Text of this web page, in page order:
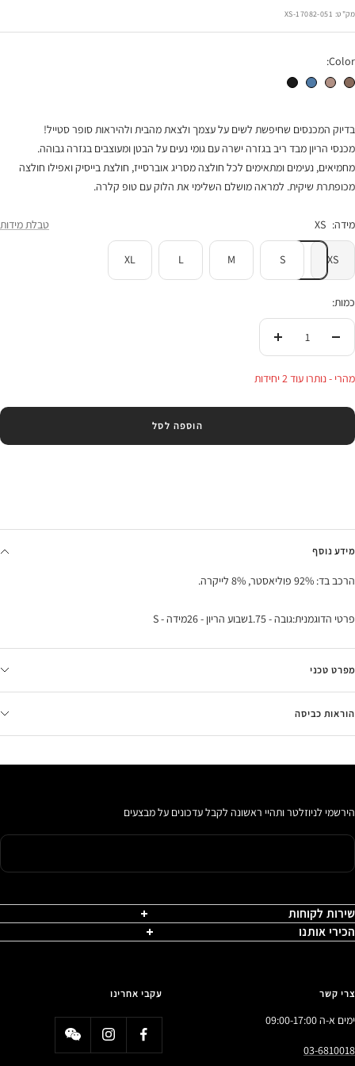
בהנחה
מק"ט: 17082-051-XS
Color:
מכנסי הריון סוזאן חום מוקהמכנסי הריון סוזאן מוקהמכנסי הריון סוזאן ג'ינס מכנסי הריון סוזאן שחור
בדיוק המכנסים שחיפשת לשים על עצמך ולצאת מהבית ולהיראות סופר סטייל!
מכנסי הריון מבד ריב בגזרה ישרה עם גומי נעים על הבטן ומעוצבים בגזרה גבוהה.
מחמיאים, נעימים ומתאימים לכל חולצה מסריג אוברסייז, חולצת בייסיק ואפילו חולצה
מכופתרת שיקית. למראה מושלם השלימי את הלוק עם טופ קלרה.
מידה: XS טבלת מידות
XS
S
M
L
XL
כמות:
העלי
מהרי - נותרו עוד 2 יחידות
הוספה לסל
מידע נוסף
הרכב בד: 92% פוליאסטר, 8% לייקרה.
פרטי הדוגמנית:גובה - 1.75שבוע הריון - 26מידה - S
מפרט טכני
הוראות כביסה
הירשמי לניוזלטר ותהיי ראשונה לקבל עדכונים על מבצעים
שירות לקוחות
הכירי אותנו
צרי קשר
ימים א-ה 09:00-17:00
03-6810018
עקבי אחרינו